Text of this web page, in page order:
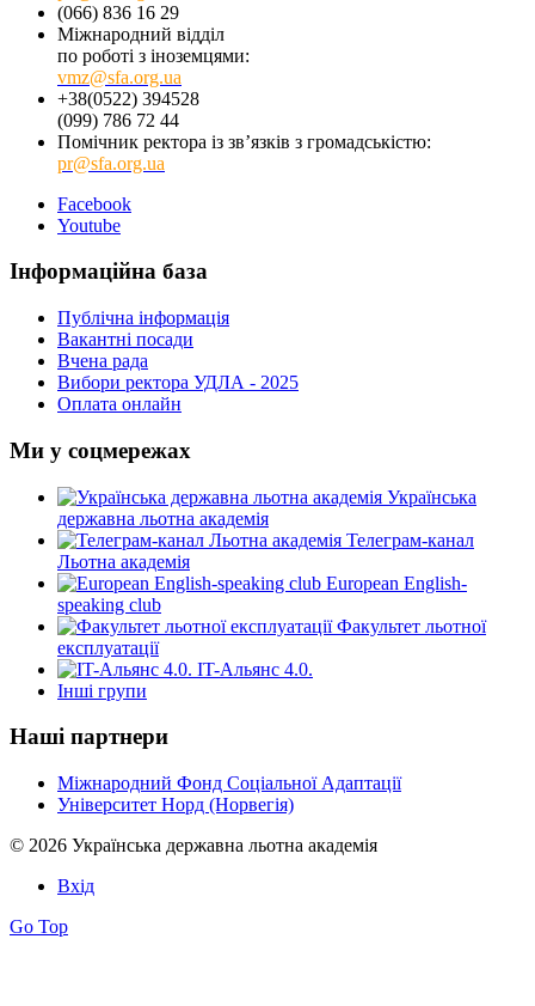
(066) 836 16 29
Міжнародний відділ
по роботі з іноземцями:
vmz@sfa.org.ua
+38(0522) 394528
(099) 786 72 44
Помічник ректора із зв’язків з громадськістю:
pr@sfa.org.ua
Facebook
Youtube
Інформаційна база
Публічна інформація
Вакантні посади
Вчена рада
Вибори ректора УДЛА - 2025
Оплата онлайн
Ми у соцмережах
Українська
державна льотна академія
Телеграм-канал
Льотна академія
European English-
speaking club
Факультет льотної
експлуатації
IT-Альянс 4.0.
Інші групи
Наші партнери
Міжнародний Фонд Соціальної Адаптації
Університет Норд (Норвегія)
© 2026 Українська державна льотна академія
Вхід
Go Top